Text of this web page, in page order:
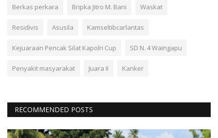
Berkas perkara Bripka Jitro M. Bani Waskat
Residivis Asusila Kamseltibcarlantas
Kejuaraan Pencak Silat Kapolri Cup SD N. 4 Waingapu
Penyakit masyarakat Juara II Kanker
RECOMMENDED POSTS